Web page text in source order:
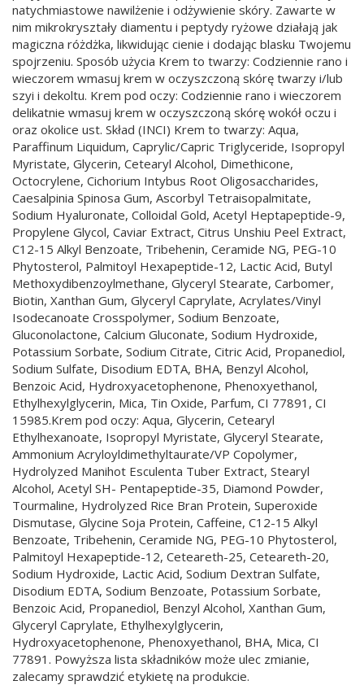
natychmiastowe nawilżenie i odżywienie skóry. Zawarte w
nim mikrokryształy diamentu i peptydy ryżowe działają jak
magiczna różdżka, likwidując cienie i dodając blasku Twojemu
spojrzeniu. Sposób użycia Krem to twarzy: Codziennie rano i
wieczorem wmasuj krem w oczyszczoną skórę twarzy i/lub
szyi i dekoltu. Krem pod oczy: Codziennie rano i wieczorem
delikatnie wmasuj krem w oczyszczoną skórę wokół oczu i
oraz okolice ust. Skład (INCI) Krem to twarzy: Aqua,
Paraffinum Liquidum, Caprylic/Capric Triglyceride, Isopropyl
Myristate, Glycerin, Cetearyl Alcohol, Dimethicone,
Octocrylene, Cichorium Intybus Root Oligosaccharides,
Caesalpinia Spinosa Gum, Ascorbyl Tetraisopalmitate,
Sodium Hyaluronate, Colloidal Gold, Acetyl Heptapeptide-9,
Propylene Glycol, Caviar Extract, Citrus Unshiu Peel Extract,
C12-15 Alkyl Benzoate, Tribehenin, Ceramide NG, PEG-10
Phytosterol, Palmitoyl Hexapeptide-12, Lactic Acid, Butyl
Methoxydibenzoylmethane, Glyceryl Stearate, Carbomer,
Biotin, Xanthan Gum, Glyceryl Caprylate, Acrylates/Vinyl
Isodecanoate Crosspolymer, Sodium Benzoate,
Gluconolactone, Calcium Gluconate, Sodium Hydroxide,
Potassium Sorbate, Sodium Citrate, Citric Acid, Propanediol,
Sodium Sulfate, Disodium EDTA, BHA, Benzyl Alcohol,
Benzoic Acid, Hydroxyacetophenone, Phenoxyethanol,
Ethylhexylglycerin, Mica, Tin Oxide, Parfum, CI 77891, CI
15985.Krem pod oczy: Aqua, Glycerin, Cetearyl
Ethylhexanoate, Isopropyl Myristate, Glyceryl Stearate,
Ammonium Acryloyldimethyltaurate/VP Copolymer,
Hydrolyzed Manihot Esculenta Tuber Extract, Stearyl
Alcohol, Acetyl SH- Pentapeptide-35, Diamond Powder,
Tourmaline, Hydrolyzed Rice Bran Protein, Superoxide
Dismutase, Glycine Soja Protein, Caffeine, C12-15 Alkyl
Benzoate, Tribehenin, Ceramide NG, PEG-10 Phytosterol,
Palmitoyl Hexapeptide-12, Ceteareth-25, Ceteareth-20,
Sodium Hydroxide, Lactic Acid, Sodium Dextran Sulfate,
Disodium EDTA, Sodium Benzoate, Potassium Sorbate,
Benzoic Acid, Propanediol, Benzyl Alcohol, Xanthan Gum,
Glyceryl Caprylate, Ethylhexylglycerin,
Hydroxyacetophenone, Phenoxyethanol, BHA, Mica, CI
77891. Powyższa lista składników może ulec zmianie,
zalecamy sprawdzić etykietę na produkcie.